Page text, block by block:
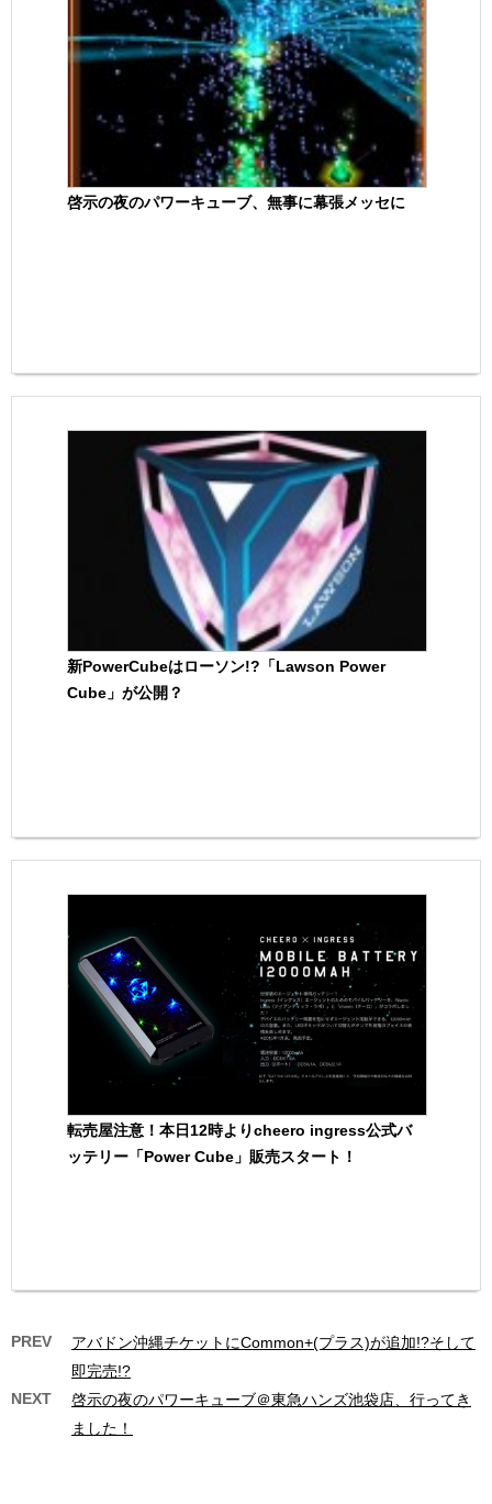
啓示の夜のパワーキューブ、無事に幕張メッセに
新PowerCubeはローソン!?「Lawson Power
Cube」が公開？
転売屋注意！本日12時よりcheero ingress公式バ
ッテリー「Power Cube」販売スタート！
PREV
アバドン沖縄チケットにCommon+(プラス)が追加!?そして
即完売!?
NEXT
啓示の夜のパワーキューブ＠東急ハンズ池袋店、行ってき
ました！